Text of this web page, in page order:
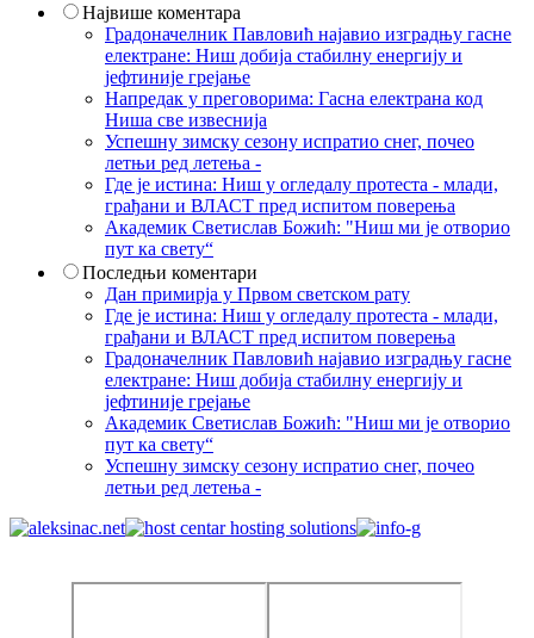
Највише коментара
Градоначелник Павловић најавио изградњу гасне
електране: Ниш добија стабилну енергију и
јефтиније грејање
Напредак у преговорима: Гасна електрана код
Ниша све извеснија
Успешну зимску сезону испратио снег, почео
летњи ред летења -
Где је истина: Ниш у огледалу протеста - млади,
грађани и ВЛАСТ пред испитом поверења
Академик Светислав Божић: "Ниш ми је отворио
пут ка свету“
Последњи коментари
Дан примирја у Првом светском рату
Где је истина: Ниш у огледалу протеста - млади,
грађани и ВЛАСТ пред испитом поверења
Градоначелник Павловић најавио изградњу гасне
електране: Ниш добија стабилну енергију и
јефтиније грејање
Академик Светислав Божић: "Ниш ми је отворио
пут ка свету“
Успешну зимску сезону испратио снег, почео
летњи ред летења -